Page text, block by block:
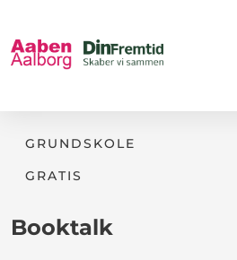
GRUNDSKOLE
GRATIS
Booktalk